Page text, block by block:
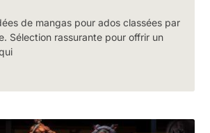
de mangas pour ados classées par
Sélection rassurante pour offrir un